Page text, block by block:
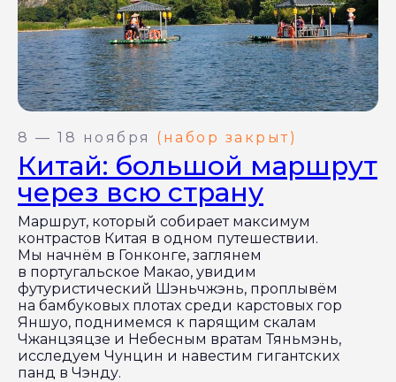
8 — 18 ноября (набор закрыт)
Китай: большой маршрут
через всю страну
Маршрут, который собирает максимум
контрастов Китая в одном путешествии.
Мы начнём в Гонконге, заглянем
в португальское Макао, увидим
футуристический Шэньчжэнь, проплывём
на бамбуковых плотах среди карстовых гор
Яншуо, поднимемся к парящим скалам
Чжанцзяцзе и Небесным вратам Тяньмэнь,
исследуем Чунцин и навестим гигантских
панд в Чэнду.